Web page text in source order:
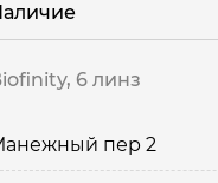
6 линз
пер 2